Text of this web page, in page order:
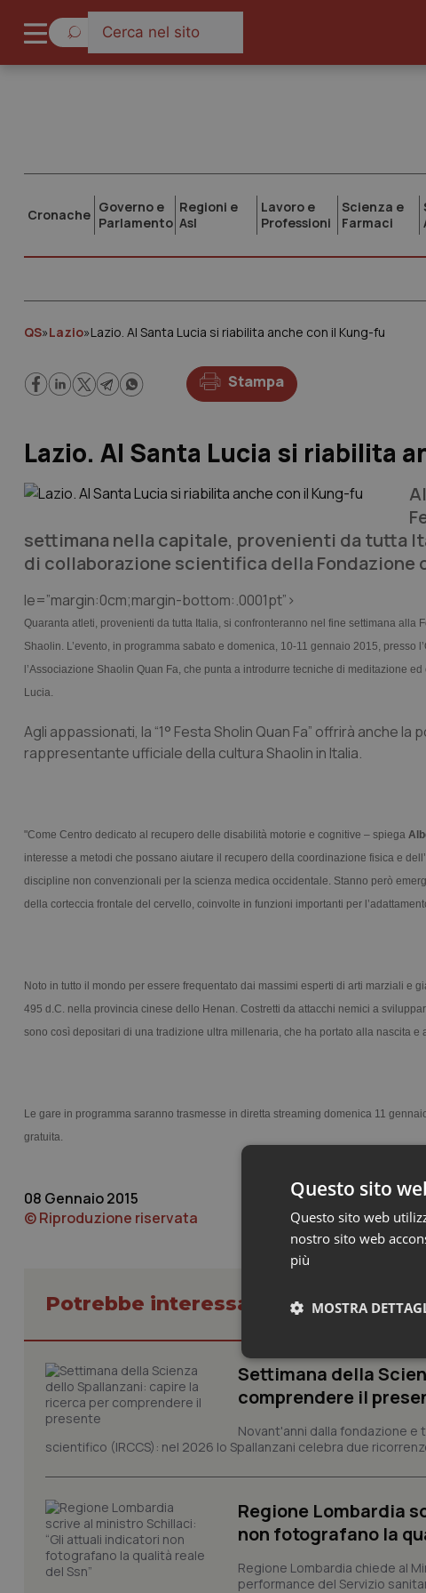
Cronache Governo e
Parlamento
Regioni e
Asl
Lavoro e
Professioni
Scienza e
Farmaci
QS»Lazio»Lazio. Al Santa Lucia si riabilita anche con il Kung-fu
Stampa
Lazio. Al Santa Lucia si riabilita
settimana nella capitale, provenienti da tutta
di collaborazione scientifica della Fondazione
le=”margin:0cm;margin-bottom:.0001pt”>
Quaranta atleti, provenienti da tutta Italia, si confronteranno nel fine settimana
Shaolin. L’evento, in programma sabato e domenica, 10-11 gennaio 2015,
l’Associazione Shaolin Quan Fa, che punta a introdurre tecniche di meditazione
Lucia.
Agli appassionati, la “1° Festa Sholin Quan Fa” offrirà anche
rappresentante ufficiale della cultura Shaolin in Italia.
"Come Centro dedicato al recupero delle disabilità motorie e cognitive – spiega
interesse a metodi che possano aiutare il recupero della coordinazione fisica e
discipline non convenzionali per la scienza medica occidentale. Stanno però
della corteccia frontale del cervello, coinvolte in funzioni importanti per
Noto in tutto il mondo per essere frequentato dai massimi esperti di arti marziali e
495 d.C. nella provincia cinese dello Henan. Costretti da attacchi nemici a
sono così depositari di una tradizione ultra millenaria, che ha portato alla nascita
Le gare in programma saranno trasmesse in diretta streaming domenica 11
gratuita.
08 Gennaio 2015
© Riproduzione riservata
Potrebbe interessarti in Lazio
Settimana della
comprendere il
Novant'anni dalla fondazione
scientifico (IRCCS): nel 2026 lo Spallanzani celebra due
Regione Lombardia
non fotografano la
Regione Lombardia chiede al
performance del Servizio
Questo sito
Questo sito web
nostro sito web
più
MOSTRA
Necessari
I cookie necessari
e l'accesso alle aree